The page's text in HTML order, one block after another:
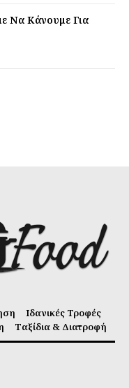
Να Κάνουμε Για
Ιδανικές Τροφές
Ταξίδια & Διατροφή